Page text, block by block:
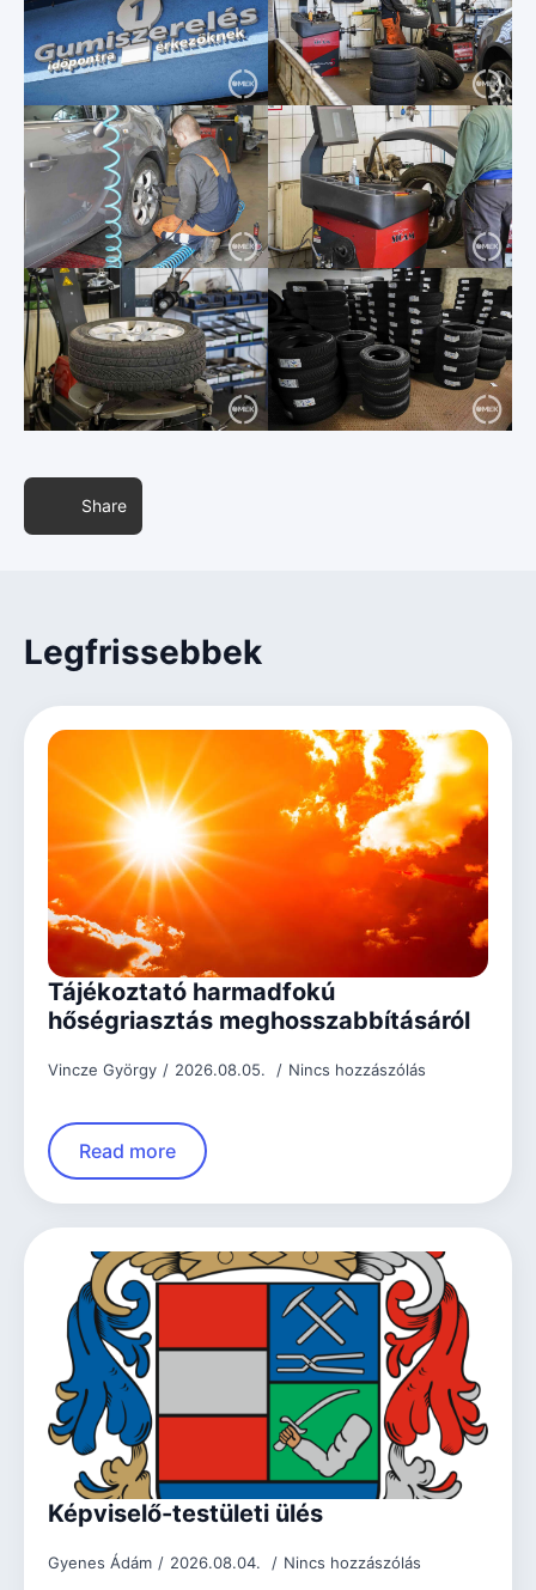
Share
Legfrissebbek
Tájékoztató harmadfokú
hőségriasztás meghosszabbításáról
Vincze György 2026.08.05. Nincs hozzászólás
Read more
Képviselő-testületi ülés
Gyenes Ádám 2026.08.04. Nincs hozzászólás